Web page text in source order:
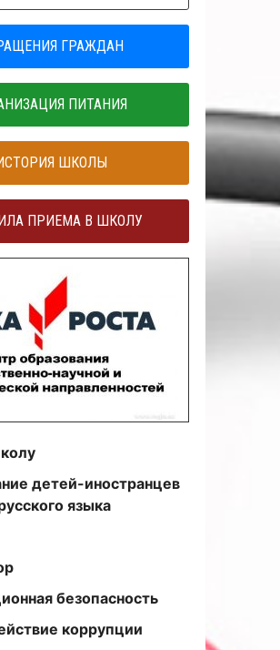
ГРАЖДАН
ПИТАНИЯ
ШКОЛЫ
ПРИЕМА В ШКОЛУ
детей-иностранцев
языка
безопасность
коррупции